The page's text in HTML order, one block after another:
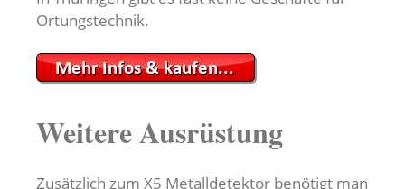
Ortungstechnik.
Weitere Ausrüstung
Zusätzlich zum X5 Metalldetektor benötigt man